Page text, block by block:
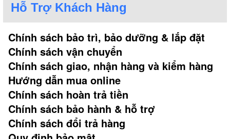
Hỗ Trợ Khách Hàng
Chính sách bảo trì, bảo dưỡng & lắp đặt
Chính sách vận chuyển
Chính sách giao, nhận hàng và kiểm hàng
Hướng dẫn mua online
Chính sách hoàn trả tiền
Chính sách bảo hành & hỗ trợ
Chính sách đổi trả hàng